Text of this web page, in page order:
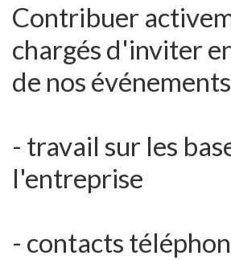
Contribuer
chargés d'inviter
de nos
- travail sur les
l'entreprise
- contacts